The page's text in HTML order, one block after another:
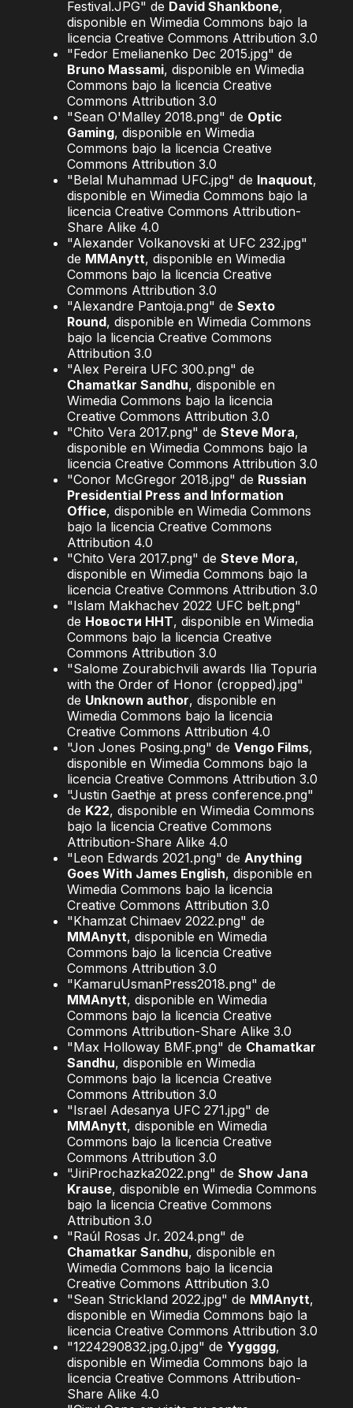
Festival.JPG" de David Shankbone,
disponible en Wimedia Commons bajo la
licencia Creative Commons Attribution 3.0
"Fedor Emelianenko Dec 2015.jpg" de
Bruno Massami, disponible en Wimedia
Commons bajo la licencia Creative
Commons Attribution 3.0
"Sean O'Malley 2018.png" de Optic
Gaming, disponible en Wimedia
Commons bajo la licencia Creative
Commons Attribution 3.0
"Belal Muhammad UFC.jpg" de Inaquout,
disponible en Wimedia Commons bajo la
licencia Creative Commons Attribution-
Share Alike 4.0
"Alexander Volkanovski at UFC 232.jpg"
de MMAnytt, disponible en Wimedia
Commons bajo la licencia Creative
Commons Attribution 3.0
"Alexandre Pantoja.png" de Sexto
Round, disponible en Wimedia Commons
bajo la licencia Creative Commons
Attribution 3.0
"Alex Pereira UFC 300.png" de
Chamatkar Sandhu, disponible en
Wimedia Commons bajo la licencia
Creative Commons Attribution 3.0
"Chito Vera 2017.png" de Steve Mora,
disponible en Wimedia Commons bajo la
licencia Creative Commons Attribution 3.0
"Conor McGregor 2018.jpg" de Russian
Presidential Press and Information
Office, disponible en Wimedia Commons
bajo la licencia Creative Commons
Attribution 4.0
"Chito Vera 2017.png" de Steve Mora,
disponible en Wimedia Commons bajo la
licencia Creative Commons Attribution 3.0
"Islam Makhachev 2022 UFC belt.png"
de Новости ННТ, disponible en Wimedia
Commons bajo la licencia Creative
Commons Attribution 3.0
"Salome Zourabichvili awards Ilia Topuria
with the Order of Honor (cropped).jpg"
de Unknown author, disponible en
Wimedia Commons bajo la licencia
Creative Commons Attribution 4.0
"Jon Jones Posing.png" de Vengo Films,
disponible en Wimedia Commons bajo la
licencia Creative Commons Attribution 3.0
"Justin Gaethje at press conference.png"
de K22, disponible en Wimedia Commons
bajo la licencia Creative Commons
Attribution-Share Alike 4.0
"Leon Edwards 2021.png" de Anything
Goes With James English, disponible en
Wimedia Commons bajo la licencia
Creative Commons Attribution 3.0
"Khamzat Chimaev 2022.png" de
MMAnytt, disponible en Wimedia
Commons bajo la licencia Creative
Commons Attribution 3.0
"KamaruUsmanPress2018.png" de
MMAnytt, disponible en Wimedia
Commons bajo la licencia Creative
Commons Attribution-Share Alike 3.0
"Max Holloway BMF.png" de Chamatkar
Sandhu, disponible en Wimedia
Commons bajo la licencia Creative
Commons Attribution 3.0
"Israel Adesanya UFC 271.jpg" de
MMAnytt, disponible en Wimedia
Commons bajo la licencia Creative
Commons Attribution 3.0
"JiriProchazka2022.png" de Show Jana
Krause, disponible en Wimedia Commons
bajo la licencia Creative Commons
Attribution 3.0
"Raúl Rosas Jr. 2024.png" de
Chamatkar Sandhu, disponible en
Wimedia Commons bajo la licencia
Creative Commons Attribution 3.0
"Sean Strickland 2022.jpg" de MMAnytt,
disponible en Wimedia Commons bajo la
licencia Creative Commons Attribution 3.0
"1224290832.jpg.0.jpg" de Yygggg,
disponible en Wimedia Commons bajo la
licencia Creative Commons Attribution-
Share Alike 4.0